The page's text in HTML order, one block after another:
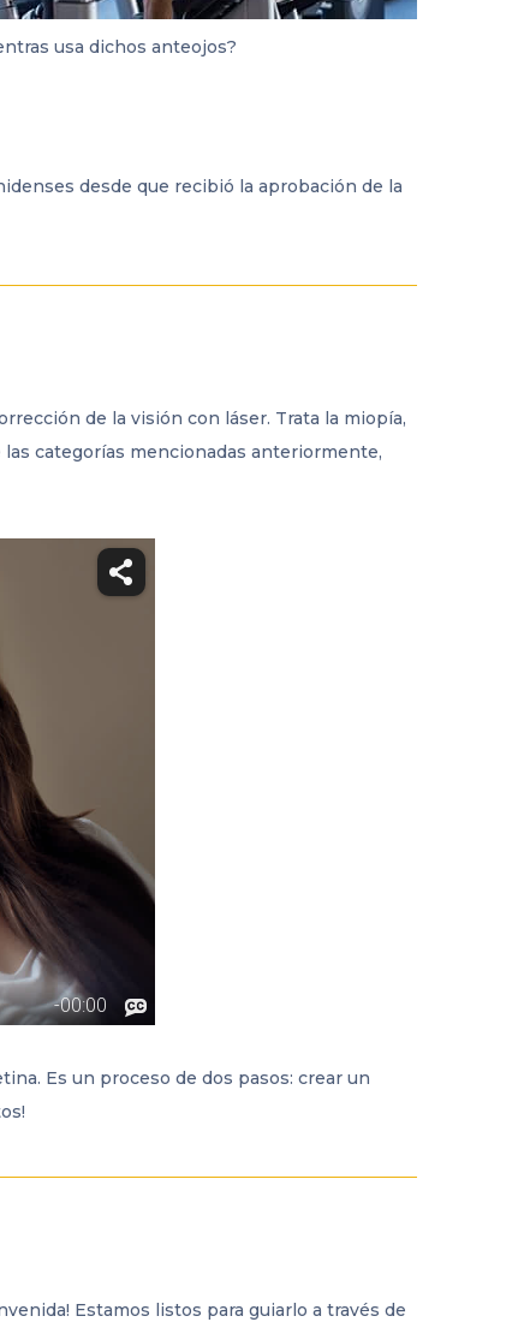
usa dichos anteojos?
desde que recibió la aprobación de la
de la visión con láser. Trata la miopía,
categorías mencionadas anteriormente,
Es un proceso de dos pasos: crear un
Estamos listos para guiarlo a través de